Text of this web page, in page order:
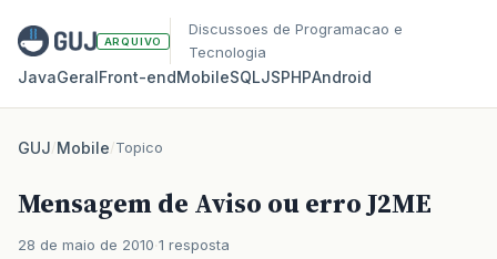
ARQUIVO
Discussoes de Programacao e
Tecnologia
JavaGeralFront‑endMobileSQLJSPHPAndroid
GUJ/Mobile/Topico
Mensagem de Aviso ou erro J2ME
28 de maio de 2010 1 resposta